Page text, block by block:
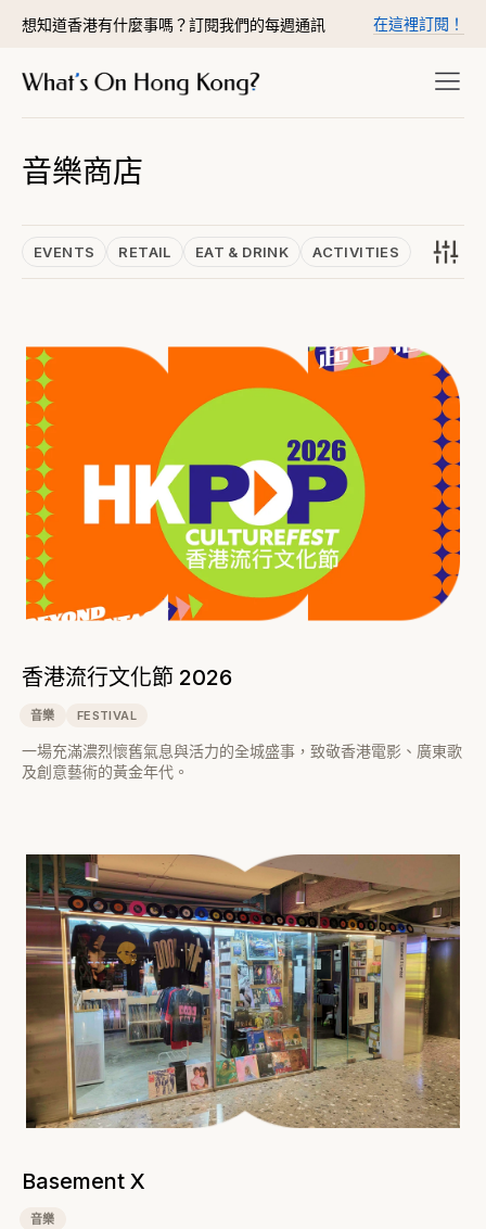
想知道香港有什麼事嗎？訂閱我們的每週通訊 在這裡訂閱！
音樂商店
EVENTS RETAIL EAT & DRINK ACTIVITIES
香港流行文化節 2026
音樂 FESTIVAL
一場充滿濃烈懷舊氣息與活力的全城盛事，致敬香港電影、廣東歌
及創意藝術的黃金年代。
Basement X
音樂